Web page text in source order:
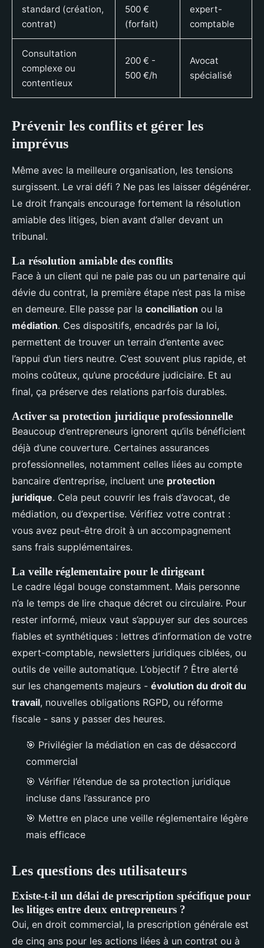
standard (création,
contrat)
500 €
(forfait)
expert-
comptable
Consultation
complexe ou
contentieux
200 € -
500 €/h
Avocat
spécialisé
Prévenir les conflits et gérer les
imprévus
Même avec la meilleure organisation, les tensions
surgissent. Le vrai défi ? Ne pas les laisser dégénérer.
Le droit français encourage fortement la résolution
amiable des litiges, bien avant d’aller devant un
tribunal.
La résolution amiable des conflits
Face à un client qui ne paie pas ou un partenaire qui
dévie du contrat, la première étape n’est pas la mise
en demeure. Elle passe par la conciliation ou la
médiation. Ces dispositifs, encadrés par la loi,
permettent de trouver un terrain d’entente avec
l’appui d’un tiers neutre. C’est souvent plus rapide, et
moins coûteux, qu’une procédure judiciaire. Et au
final, ça préserve des relations parfois durables.
Activer sa protection juridique professionnelle
Beaucoup d’entrepreneurs ignorent qu’ils bénéficient
déjà d’une couverture. Certaines assurances
professionnelles, notamment celles liées au compte
bancaire d’entreprise, incluent une protection
juridique. Cela peut couvrir les frais d’avocat, de
médiation, ou d’expertise. Vérifiez votre contrat :
vous avez peut-être droit à un accompagnement
sans frais supplémentaires.
La veille réglementaire pour le dirigeant
Le cadre légal bouge constamment. Mais personne
n’a le temps de lire chaque décret ou circulaire. Pour
rester informé, mieux vaut s’appuyer sur des sources
fiables et synthétiques : lettres d’information de votre
expert-comptable, newsletters juridiques ciblées, ou
outils de veille automatique. L’objectif ? Être alerté
sur les changements majeurs - évolution du droit du
travail, nouvelles obligations RGPD, ou réforme
fiscale - sans y passer des heures.
🎯 Privilégier la médiation en cas de désaccord
commercial
🎯 Vérifier l’étendue de sa protection juridique
incluse dans l’assurance pro
🎯 Mettre en place une veille réglementaire légère
mais efficace
Les questions des utilisateurs
Existe-t-il un délai de prescription spécifique pour
les litiges entre deux entrepreneurs ?
Oui, en droit commercial, la prescription générale est
de cinq ans pour les actions liées à un contrat ou à